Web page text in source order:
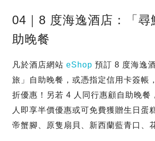
04｜8 度海逸酒店：「尋
助晚餐
凡於酒店網站 eShop 預訂 8 度海逸
旅」自助晚餐，或憑指定信用卡簽帳
折優惠！另若 4 人同行惠顧自助晚餐
人即享半價優惠或可免費獲贈生日蛋
帝蟹腳、原隻扇貝、新西蘭藍青口、